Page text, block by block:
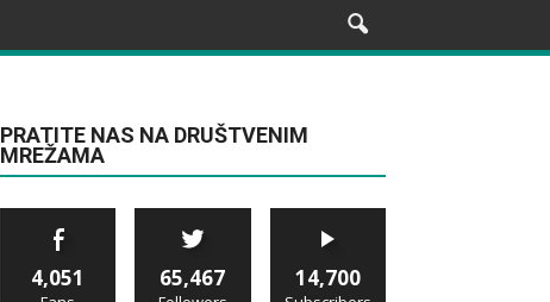
PRATITE NAS NA DRUŠTVENIM
MREŽAMA
4,051 65,467 14,700